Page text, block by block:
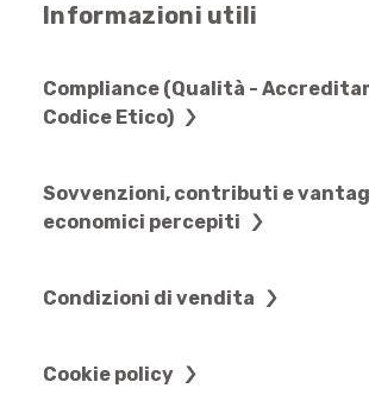
Informazioni utili
Compliance (Qualità -
Codice Etico)
Sovvenzioni, contributi e
economici percepiti
Condizioni di vendita
Cookie policy